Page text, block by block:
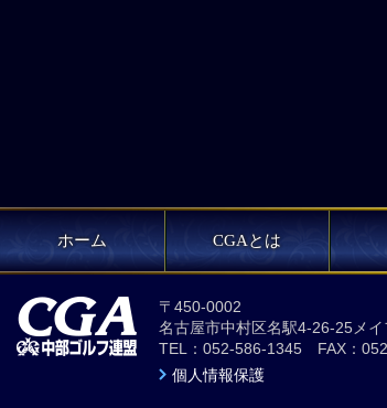
ホーム CGAとは
〒450-0002
名古屋市中村区名駅4-26-25メ
TEL：052-586-1345 FAX：
個人情報保護